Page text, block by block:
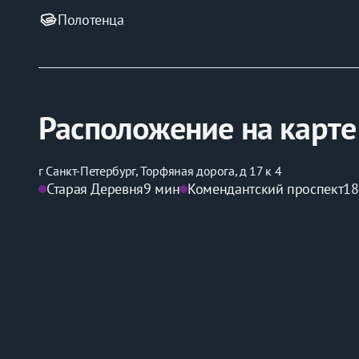
Полотенца
Расположение на карте
г Санкт-Петербург, Торфяная дорога, д 17 к 4
Старая Деревня9 мин Комендантский проспект